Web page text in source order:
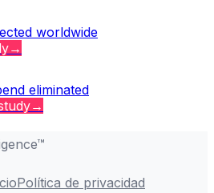
worldwide
→
eliminated
→
Política de privacidad